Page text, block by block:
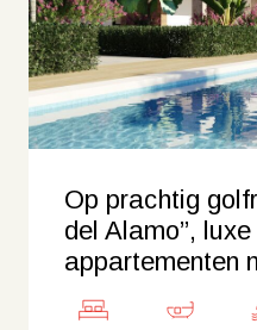
Op prachtig
del Alamo”,
appartementen